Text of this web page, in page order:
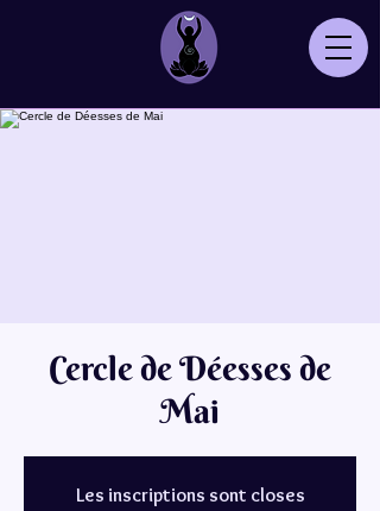
Cercle de Déesses de
Mai
Les inscriptions sont closes